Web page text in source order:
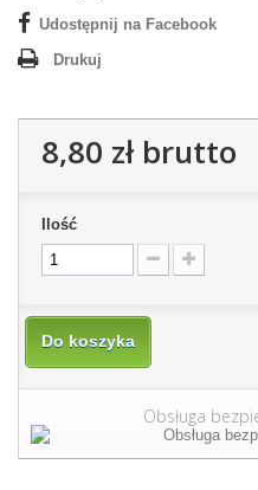
Udostępnij na Facebook
Drukuj
8,80 złbrutto
Ilość
Do koszyka
Obsługa